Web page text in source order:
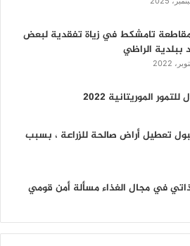
تامشكط في زياة تفقدية لبعض
ببلدية الراظي
الموريتانية 2022
تعطيل أراض صالحة للزراعة ، بسبب
في مجال الغذاء مسألة أمن قومي